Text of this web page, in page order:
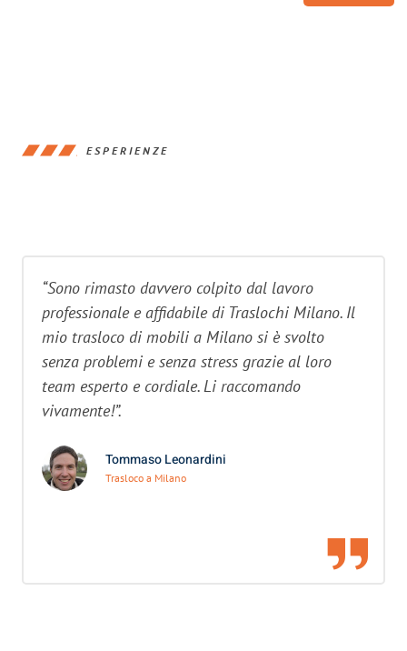
ESPERIENZE
“Sono rimasto davvero colpito dal lavoro
professionale e affidabile di Traslochi Milano. Il
mio trasloco di mobili a Milano si è svolto
senza problemi e senza stress grazie al loro
team esperto e cordiale. Li raccomando
vivamente!”.
Tommaso Leonardini
Trasloco a Milano